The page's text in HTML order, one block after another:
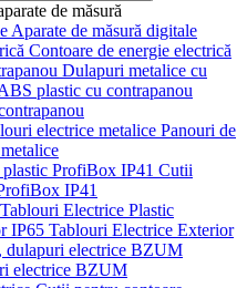
de măsură
Aparate de măsură digitale
Contoare de energie electrică
Dulapuri metalice cu
Panouri de
Cutii
IP41
Tablouri Electrice Plastic
Tablouri Electrice Exterior
electrice BZUM